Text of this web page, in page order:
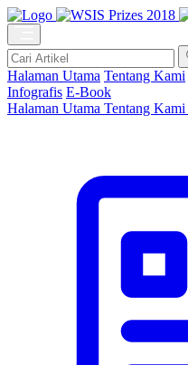
Halaman Utama Tentang Kami
Infografis E-Book
Halaman Utama Tentang Kami